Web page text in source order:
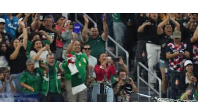
주·인천 당원투표…金 47.75%·鄭 42.08%·宋
이적 기뻐…등번호 7번 의미보단 팀 위해 뛸 것"
, 제주·인천 권리당원 투표 김민석 승리
위'…동해안 시간당 30㎜ '강한 비'[내일날씨]
님이 원하는 마음 느꼈고, 많은 트로피 원해 아틀레
'펄펄'…동해안 일부 지역엔 호의주의보